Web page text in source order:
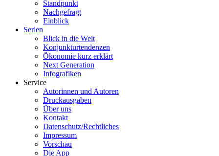
Standpunkt
Nachgefragt
Einblick
Serien
Blick in die Welt
Konjunkturtendenzen
Ökonomie kurz erklärt
Next Generation
Infografiken
Service
Autorinnen und Autoren
Druckausgaben
Über uns
Kontakt
Datenschutz/Rechtliches
Impressum
Vorschau
Die App